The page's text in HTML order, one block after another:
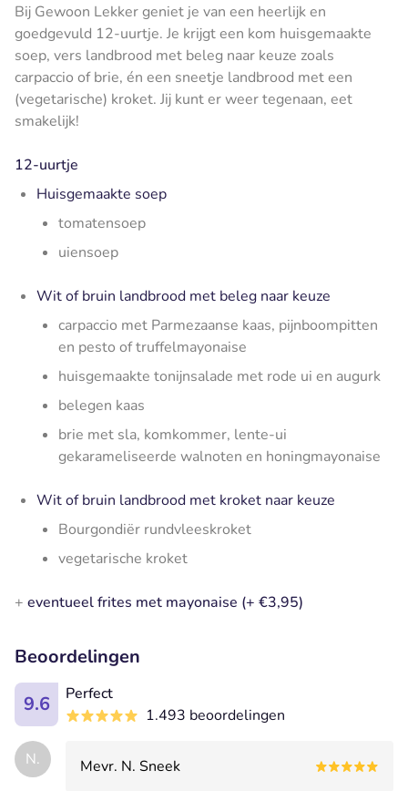
Bij Gewoon Lekker geniet je van een heerlijk en
goedgevuld 12-uurtje. Je krijgt een kom huisgemaakte
soep, vers landbrood met beleg naar keuze zoals
carpaccio of brie, én een sneetje landbrood met een
(vegetarische) kroket. Jij kunt er weer tegenaan, eet
smakelijk!
12-uurtje
Huisgemaakte soep
tomatensoep
uiensoep
Wit of bruin landbrood met beleg naar keuze
carpaccio met Parmezaanse kaas, pijnboompitten
en pesto of truffelmayonaise
huisgemaakte tonijnsalade met rode ui en augurk
belegen kaas
brie met sla, komkommer, lente-ui
gekarameliseerde walnoten en honingmayonaise
Wit of bruin landbrood met kroket naar keuze
Bourgondiër rundvleeskroket
vegetarische kroket
+ eventueel frites met mayonaise (+ €3,95)
Beoordelingen
9.6
Perfect
1.493 beoordelingen
N. Mevr. N. Sneek